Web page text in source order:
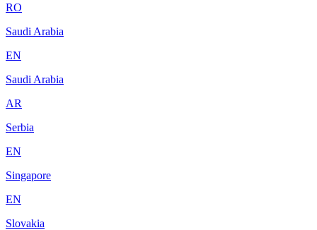
RO
Saudi Arabia
EN
Saudi Arabia
AR
Serbia
EN
Singapore
EN
Slovakia